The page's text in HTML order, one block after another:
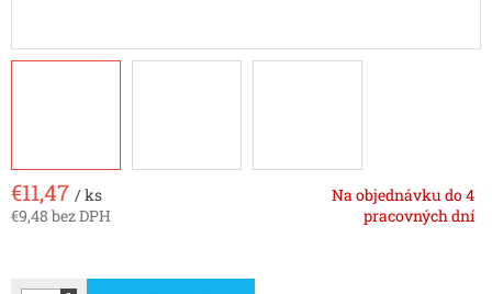
€11,47 / ks
€9,48 bez DPH
Na objednávku do 4
pracovných dní